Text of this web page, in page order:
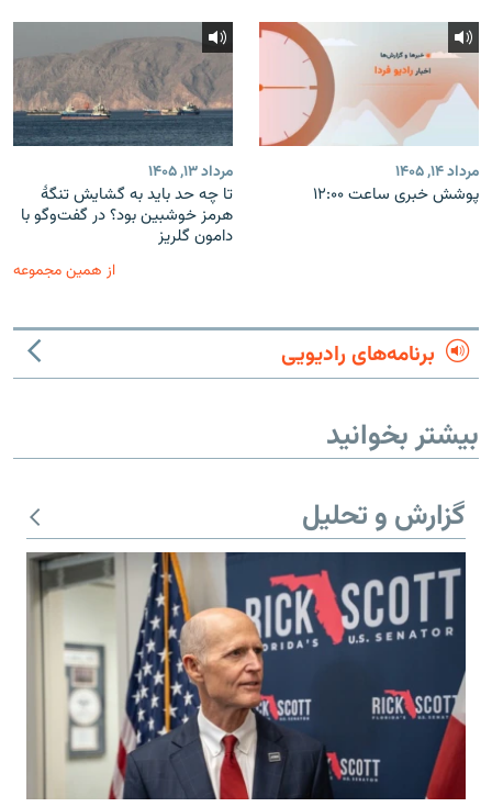
مرداد ۱۴, ۱۴۰۵
پوشش خبری ساعت ۱۲:۰۰
مرداد ۱۳, ۱۴۰۵
تا چه حد باید به گشایش تنگهٔ
هرمز خوشبین بود؟ در گفت‌وگو با
دامون گلریز
از همین مجموعه
برنامه‌های رادیویی
بیشتر بخوانید
گزارش و تحلیل